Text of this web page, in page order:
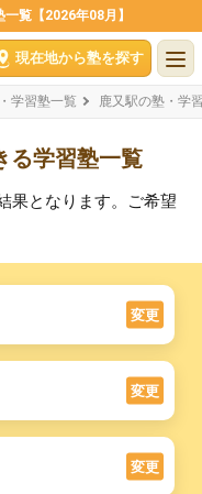
覧【2026年08月】
現在地から塾を探す
学習塾一覧 鹿又駅の塾・学
る学習塾一覧
果となります。ご希望
変更
変更
変更